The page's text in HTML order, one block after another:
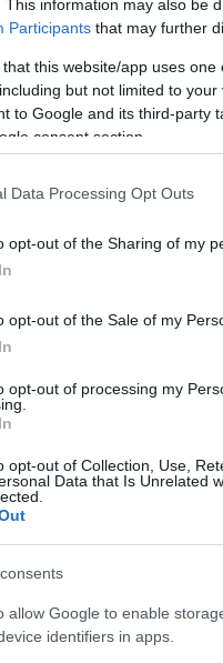
This information may also be
Participants that may further
that this website/app uses
but not limited to
to Google and its third-party
consent section.
Data Processing Opt Outs
opt-out of the Sharing of my
opt-out of the Sale of my
opt-out of processing my
opt-out of Collection, Use,
Data that Is Unrelated
allow Google to enable
identifiers in apps.
του
στην
ο Δήμαρχος